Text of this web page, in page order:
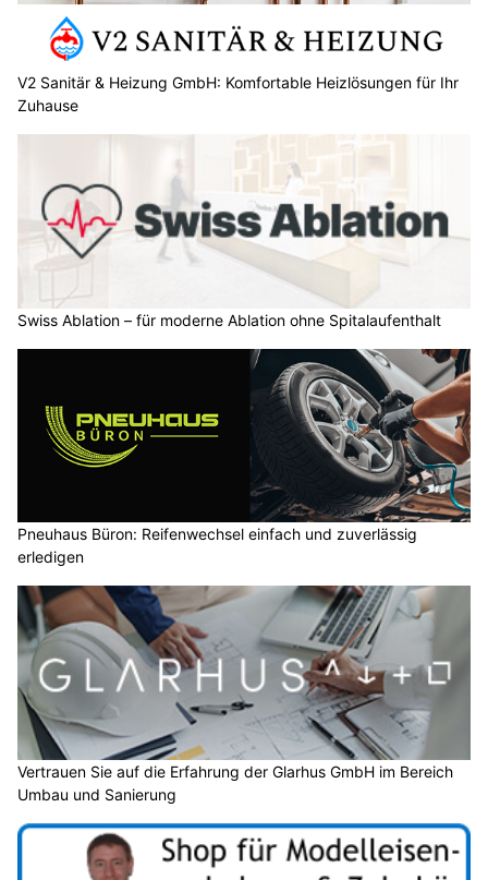
V2 Sanitär & Heizung GmbH: Komfortable Heizlösungen für Ihr
Zuhause
Swiss Ablation – für moderne Ablation ohne Spitalaufenthalt
Pneuhaus Büron: Reifenwechsel einfach und zuverlässig
erledigen
Vertrauen Sie auf die Erfahrung der Glarhus GmbH im Bereich
Umbau und Sanierung